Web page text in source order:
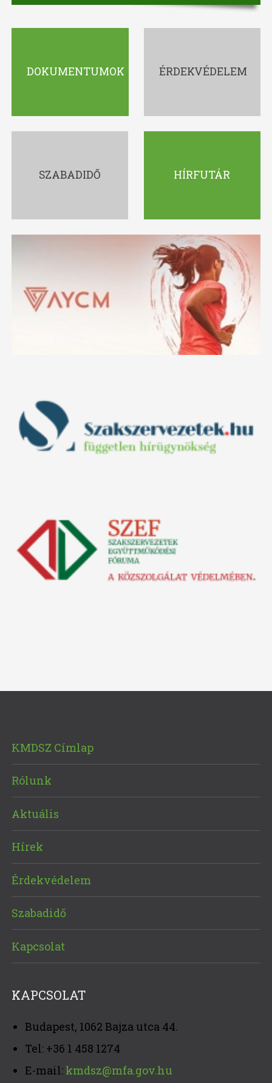
DOKUMENTUMOK ÉRDEKVÉDELEM
SZABADIDŐ HÍRFUTÁR
KMDSZ Címlap
Rólunk
Aktuális
Hírek
Érdekvédelem
Szabadidő
Kapcsolat
KAPCSOLAT
Budapest, 1062 Bajza utca 44.
Tel: +36 1 458 1274
E-mail: kmdsz@mfa.gov.hu